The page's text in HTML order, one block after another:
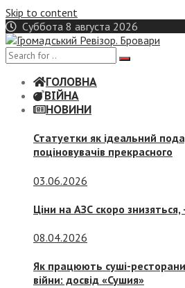
Skip to content
Суббота 8 августа 2026
ГОЛОВНА
ВІЙНА
НОВИНИ
Статуетки як ідеальний
поціновувачів прекрасного
03.06.2026
Ціни на АЗС скоро знизяться,
08.04.2026
Як працюють суші-
війни: досвід «Сушия»